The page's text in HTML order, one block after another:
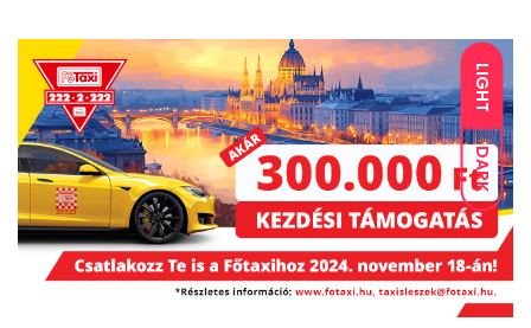
LIGHT
DARK